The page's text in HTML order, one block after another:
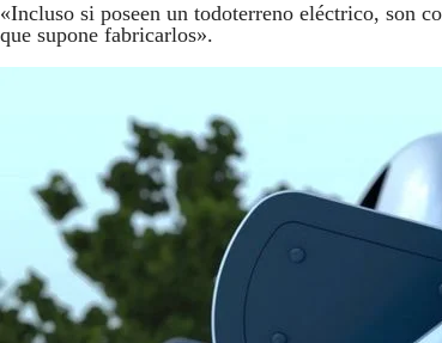
«Incluso si poseen un todoterreno eléctrico, son
que supone fabricarlos».